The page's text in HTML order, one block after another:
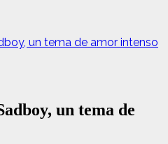
un tema de amor intenso
un tema de